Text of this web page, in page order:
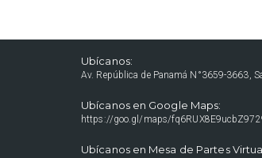
Ubícanos:
Av. República de Panamá N°3659-3663,
Ubícanos en Google Maps:
https://goo.gl/maps/
Ubícanos en Mesa de Partes